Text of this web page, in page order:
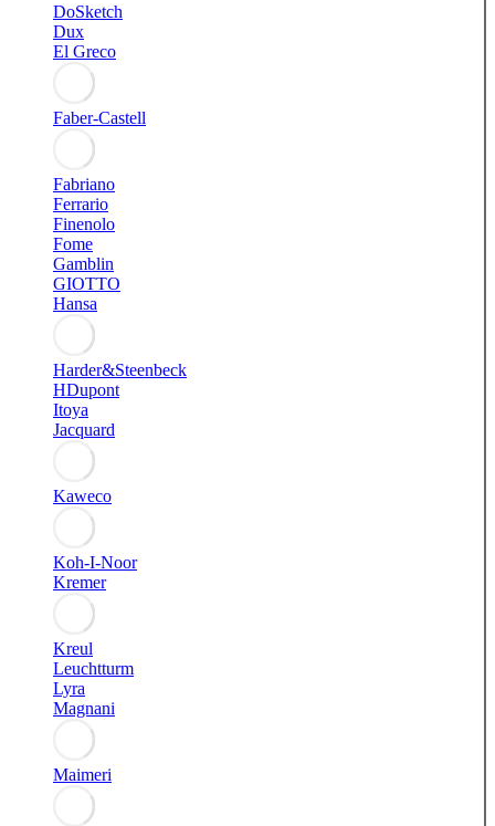
DoSketch
Dux
El Greco
Faber-Castell
Fabriano
Ferrario
Finenolo
Fome
Gamblin
GIOTTO
Hansa
Harder&Steenbeck
HDupont
Itoya
Jacquard
Kaweco
Koh-I-Noor
Kremer
Kreul
Leuchtturm
Lyra
Magnani
Maimeri